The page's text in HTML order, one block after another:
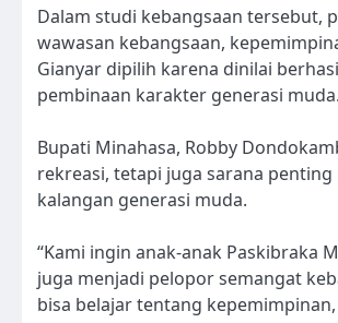
Dalam studi kebangsaan tersebut,
wawasan kebangsaan,
Gianyar dipilih karena dinilai
pembinaan karakter generasi muda.
Bupati Minahasa, Robby
rekreasi, tetapi juga sarana
kalangan generasi muda.
“Kami ingin anak-anak Paskibraka
juga menjadi pelopor semangat
bisa belajar tentang